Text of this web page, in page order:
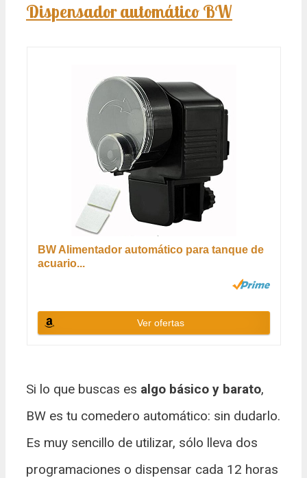
Dispensador automático BW
BW Alimentador automático para tanque de
acuario...
Ver ofertas
Si lo que buscas es algo básico y barato,
BW es tu comedero automático: sin dudarlo.
Es muy sencillo de utilizar, sólo lleva dos
programaciones o dispensar cada 12 horas